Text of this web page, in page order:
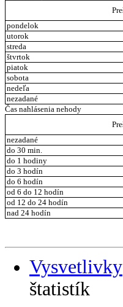
pondelok
utorok
streda
štvrtok
piatok
sobota
nedeľa
nezadané
Čas nahlásenia nehody
nezadané
do 30 min.
do 1 hodiny
do 3 hodín
do 6 hodín
od 6 do 12 hodín
od 12 do 24 hodín
nad 24 hodín
Vysvetlivky
štatistík